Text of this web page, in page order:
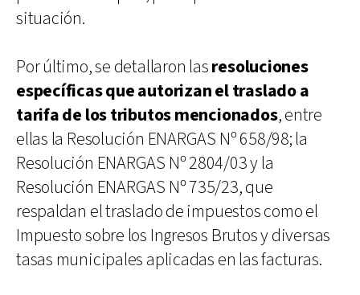
situación.
Por último, se detallaron lasresoluciones
específicas que autorizan el traslado a
tarifa de los tributos mencionados, entre
ellas la Resolución ENARGAS Nº 658/98; la
Resolución ENARGAS Nº 2804/03 y la
Resolución ENARGAS Nº 735/23, que
respaldan el traslado de impuestos como el
Impuesto sobre los Ingresos Brutos y diversas
tasas municipales aplicadas en las facturas.